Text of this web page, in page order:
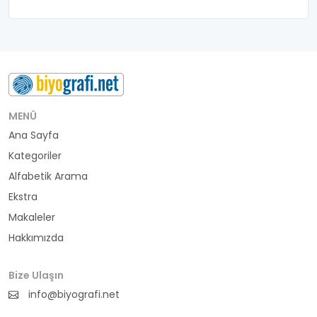
MENÜ
Ana Sayfa
Kategoriler
Alfabetik Arama
Ekstra
Makaleler
Hakkımızda
Bize Ulaşın
info@biyografi.net